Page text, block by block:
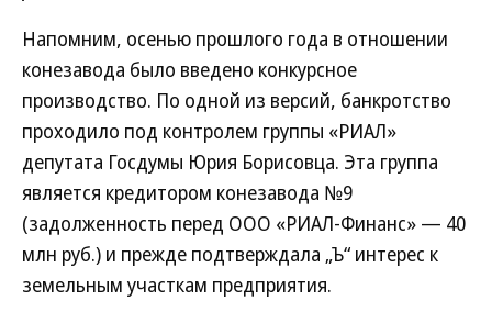
Напомним, осенью прошлого года в отношении
конезавода было введено конкурсное
производство. По одной из версий, банкротство
проходило под контролем группы «РИАЛ»
депутата Госдумы Юрия Борисовца. Эта группа
является кредитором конезавода №9
(задолженность перед ООО «РИАЛ-Финанс» — 40
млн руб.) и прежде подтверждала „Ъ“ интерес к
земельным участкам предприятия.